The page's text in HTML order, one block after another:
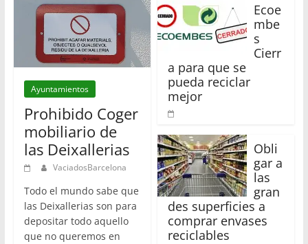
Ayuntamientos
Prohibido Coger
mobiliario de
las Deixallerias
VaciadosBarcelona
Todo el mundo sabe que
las Deixallerias son para
depositar todo aquello
que no queremos en
Ecoe
mbe
s
Cierr
a para que se
pueda reciclar
mejor
Obli
gar a
las
gran
des superficies a
comprar envases
reciclables